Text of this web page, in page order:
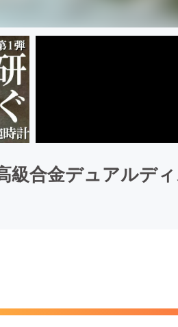
級合金デュアルデ